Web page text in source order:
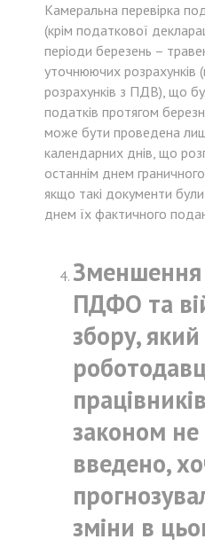
Камеральна перевірка
(крім податкової
періоди березень –
уточнюючих розрахунків
розрахунків з ПДВ), що
податків протягом
може бути проведена
календарних днів, що
останнім днем
якщо такі документи були
днем їх фактичного
Зменшення
ПДФО та
збору,
законом не
введено,
зміни в